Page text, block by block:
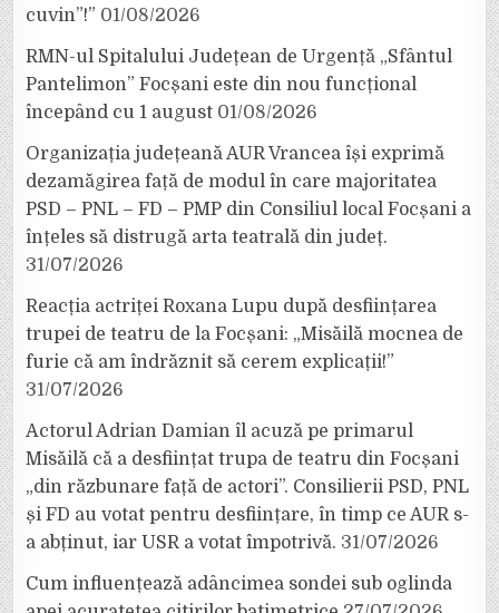
cuvin”!” 01/08/2026
RMN-ul Spitalului Județean de Urgență „Sfântul
Pantelimon” Focșani este din nou funcțional
începând cu 1 august 01/08/2026
Organizația județeană AUR Vrancea își exprimă
dezamăgirea față de modul în care majoritatea
PSD – PNL – FD – PMP din Consiliul local Focșani a
înțeles să distrugă arta teatrală din județ.
31/07/2026
Reacția actriței Roxana Lupu după desființarea
trupei de teatru de la Focșani: „Misăilă mocnea de
furie că am îndrăznit să cerem explicații!”
31/07/2026
Actorul Adrian Damian îl acuză pe primarul
Misăilă că a desființat trupa de teatru din Focșani
„din răzbunare față de actori”. Consilierii PSD, PNL
și FD au votat pentru desființare, în timp ce AUR s-
a abținut, iar USR a votat împotrivă. 31/07/2026
Cum influențează adâncimea sondei sub oglinda